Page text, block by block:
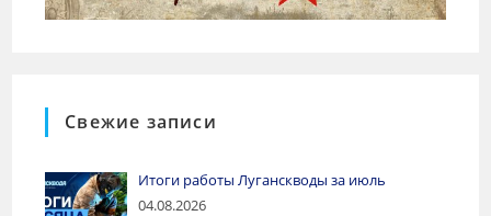
Свежие записи
Итоги работы Луганскводы за июль
04.08.2026